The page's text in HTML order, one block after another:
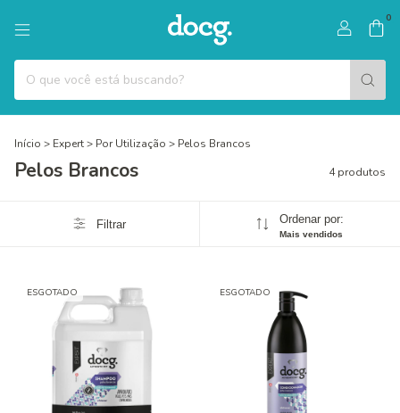
0
Início > Expert> Por Utilização > Pelos Brancos
Pelos Brancos 4 produtos
Filtrar Ordenar por:
Mais vendidos
ESGOTADO ESGOTADO